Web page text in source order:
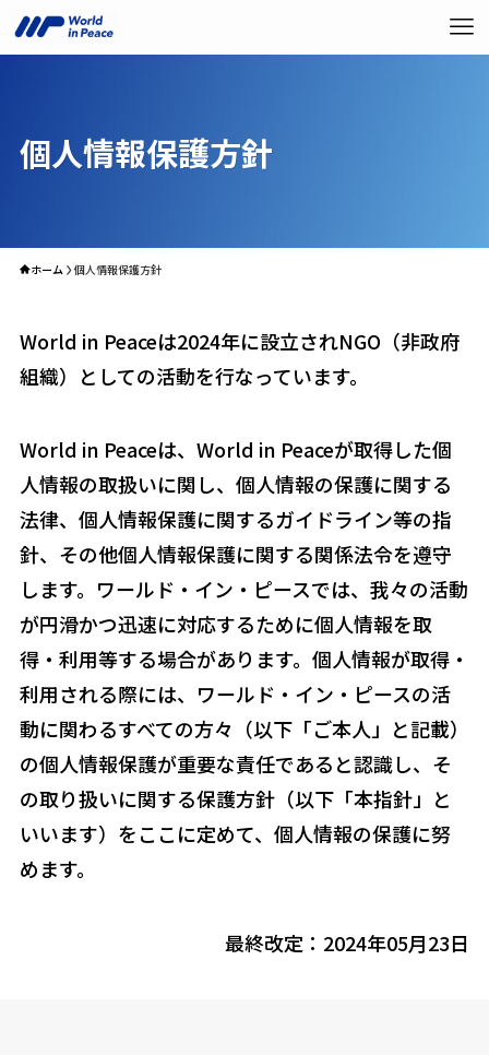
個人情報保護方針
ホーム 個人情報保護方針
World in Peaceは2024年に設立されNGO（非政府
組織）としての活動を行なっています。
World in Peaceは、World in Peaceが取得した個
人情報の取扱いに関し、個人情報の保護に関する
法律、個人情報保護に関するガイドライン等の指
針、その他個人情報保護に関する関係法令を遵守
します。ワールド・イン・ピースでは、我々の活動
が円滑かつ迅速に対応するために個人情報を取
得・利用等する場合があります。個人情報が取得・
利用される際には、ワールド・イン・ピースの活
動に関わるすべての方々（以下「ご本人」と記載）
の個人情報保護が重要な責任であると認識し、そ
の取り扱いに関する保護方針（以下「本指針」と
いいます）をここに定めて、個人情報の保護に努
めます。
最終改定：2024年05月23日